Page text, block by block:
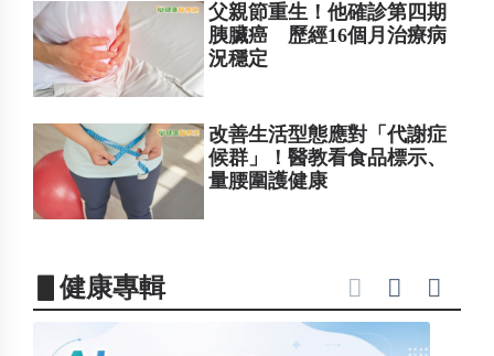
父親節重生！他確診第四期
胰臟癌 歷經16個月治療病
況穩定
改善生活型態應對「代謝症
候群」！醫教看食品標示、
量腰圍護健康
▋健康專輯